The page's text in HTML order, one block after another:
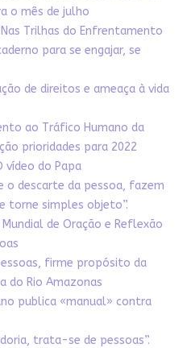
o mês de julho
Trilhas do Enfrentamento
para se engajar, se
de direitos e ameaça à vida
ao Tráfico Humano da
prioridades para 2022
do Papa
o descarte da pessoa, fazem
torne simples objeto”.
Mundial de Oração e Reflexão
firme propósito da
do Rio Amazonas
publica «manual» contra
trata-se de pessoas”.